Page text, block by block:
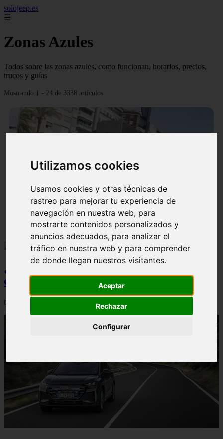
Utilizamos cookies
Usamos cookies y otras técnicas de
rastreo para mejorar tu experiencia de
navegación en nuestra web, para
mostrarte contenidos personalizados y
anuncios adecuados, para analizar el
tráfico en nuestra web y para comprender
de donde llegan nuestros visitantes.
Aceptar
Rechazar
Configurar
solojeep.es
☰
Zonas Azules
Todos sobre las zonas azules, como funcionan, horarios, precios,
trucos y guías
Mostrando 1 - 24 de 3338 artículos
▷ Zona Azul Córdoba 《 Horarios y Tarifas 2024 》
¿Qué Seat Ibiza merece más la pena
comprar?
08/08/2026